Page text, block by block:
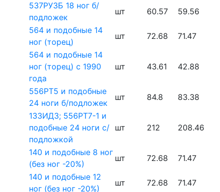
537РУ3Б 18 ног б/
подложек
шт 60.57
59.56
564 и подобные 14
ног (торец)
шт 72.68
71.47
564 и подобные 14
ног (торец) с 1990
года
шт 43.61 42.88
556РТ5 и подобные
24 ноги б/подложек
шт 84.8
83.38
133ИД3; 556РТ7-1 и
подобные 24 ноги с/
подложкой
шт 212 208.46
140 и подобные 8 ног
(без ног -20%)
шт 72.68
71.47
140 и подобные 12
ног (без ног -20%)
шт 72.68
71.47